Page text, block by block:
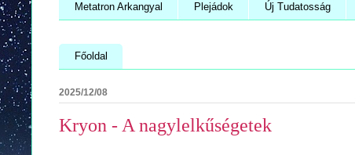
Metatron Arkangyal Plejádok Új Tudatosság
Főoldal
2025/12/08
Kryon - A nagylelkűségetek